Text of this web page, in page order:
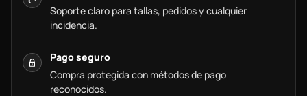
Soporte claro para tallas, pedidos y cualquier
incidencia.
Pago seguro
Compra protegida con métodos de pago
reconocidos.